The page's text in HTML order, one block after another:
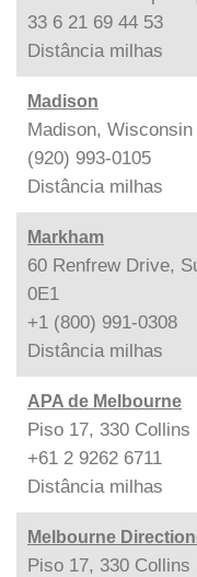
33 6 21 69 44 53
Distância milhas
Madison
Madison, Wisconsin
(920) 993-0105
Distância milhas
Markham
60 Renfrew Drive,
0E1
+1 (800) 991-0308
Distância milhas
APA de Melbourne
Piso 17, 330
+61 2 9262 6711
Distância milhas
Melbourne
Piso 17, 330